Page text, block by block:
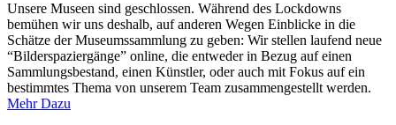
Unsere Museen sind geschlossen. Während des Lockdowns
bemühen wir uns deshalb, auf anderen Wegen Einblicke in die
Schätze der Museumssammlung zu geben: Wir stellen laufend neue
“Bilderspaziergänge” online, die entweder in Bezug auf einen
Sammlungsbestand, einen Künstler, oder auch mit Fokus auf ein
bestimmtes Thema von unserem Team zusammengestellt werden.
Mehr Dazu